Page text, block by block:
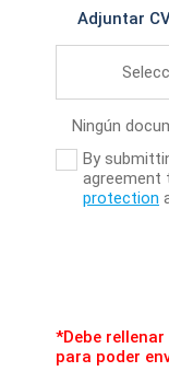
Adjuntar
Ningún
By
agreement
protection
*Debe
para poder